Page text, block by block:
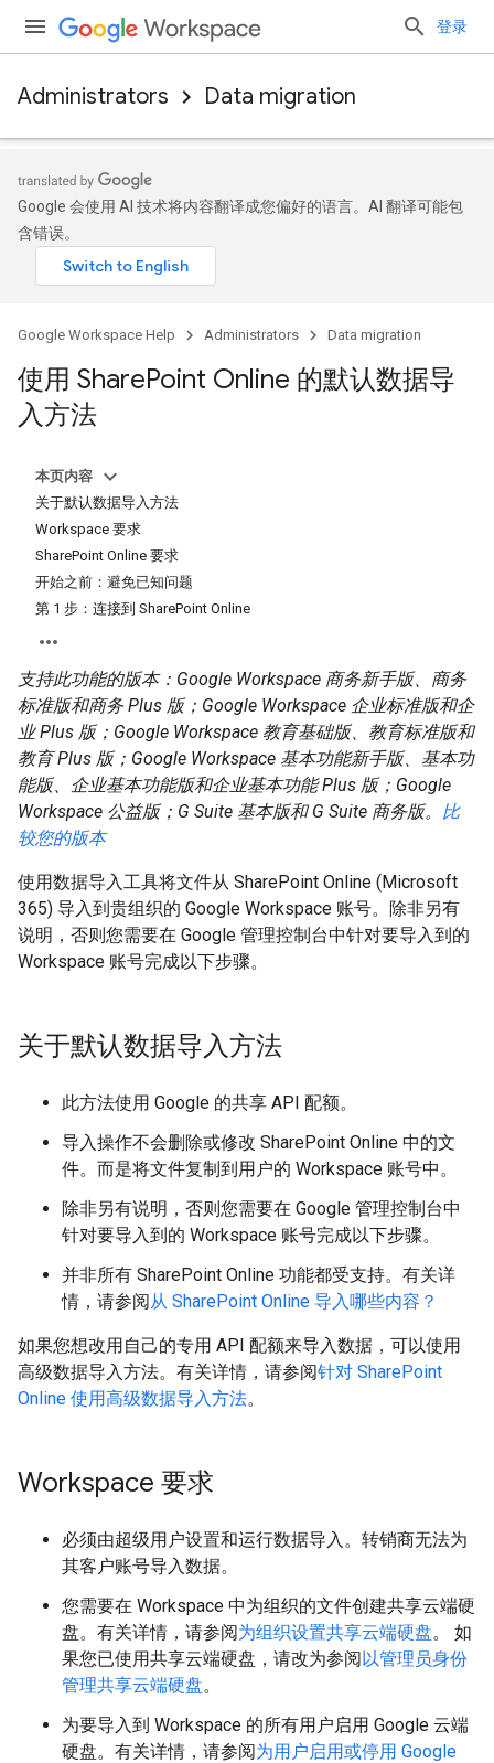
登录
Administrators Data migration
Google 会使用 AI 技术将内容翻译成您偏好的语言。AI 翻译可能包
含错误。
Google Workspace Help Administrators Data migration
使用 SharePoint Online 的默认数据导
入方法
本页内容
关于默认数据导入方法
Workspace 要求
SharePoint Online 要求
开始之前：避免已知问题
第 1 步：连接到 SharePoint Online
支持此功能的版本：Google Workspace 商务新手版、商务
标准版和商务 Plus 版；Google Workspace 企业标准版和企
业 Plus 版；Google Workspace 教育基础版、教育标准版和
教育 Plus 版；Google Workspace 基本功能新手版、基本功
能版、企业基本功能版和企业基本功能 Plus 版；Google
Workspace 公益版；G Suite 基本版和 G Suite 商务版。 比
较您的版本
使用数据导入工具将文件从 SharePoint Online (Microsoft
365) 导入到贵组织的 Google Workspace 账号。除非另有
说明，否则您需要在 Google 管理控制台中针对要导入到的
Workspace 账号完成以下步骤。
关于默认数据导入方法
此方法使用 Google 的共享 API 配额。
导入操作不会删除或修改 SharePoint Online 中的文
件。而是将文件复制到用户的 Workspace 账号中。
除非另有说明，否则您需要在 Google 管理控制台中
针对要导入到的 Workspace 账号完成以下步骤。
并非所有 SharePoint Online 功能都受支持。有关详
情，请参阅从 SharePoint Online 导入哪些内容？
如果您想改用自己的专用 API 配额来导入数据，可以使用
高级数据导入方法。有关详情，请参阅针对 SharePoint
Online 使用高级数据导入方法。
Workspace 要求
必须由超级用户设置和运行数据导入。转销商无法为
其客户账号导入数据。
您需要在 Workspace 中为组织的文件创建共享云端硬
盘。有关详情，请参阅为组织设置共享云端硬盘。 如
果您已使用共享云端硬盘，请改为参阅以管理员身份
管理共享云端硬盘。
为要导入到 Workspace 的所有用户启用 Google 云端
硬盘。有关详情，请参阅为用户启用或停用 Google